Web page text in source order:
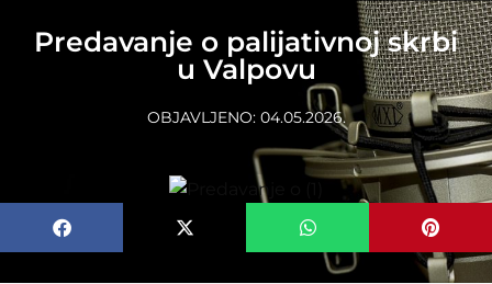
Predavanje o palijativnoj skrbi
u Valpovu
OBJAVLJENO: 04.05.2026.